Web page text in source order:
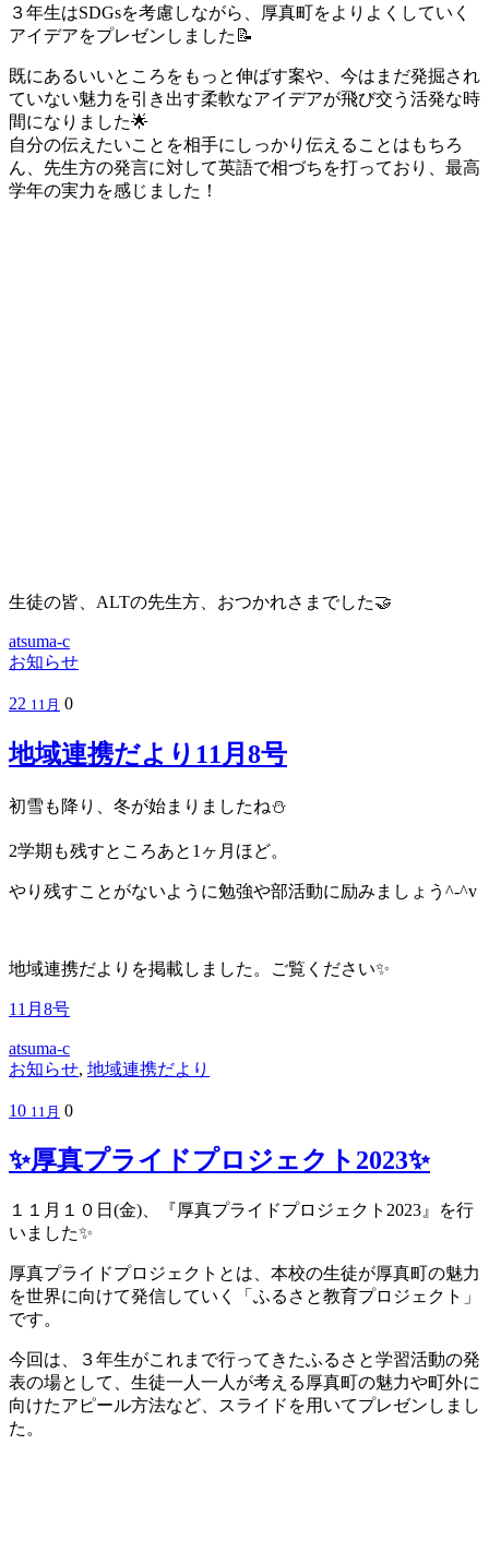
３年生はSDGsを考慮しながら、厚真町をよりよくしていく
アイデアをプレゼンしました📝
既にあるいいところをもっと伸ばす案や、今はまだ発掘され
ていない魅力を引き出す柔軟なアイデアが飛び交う活発な時
間になりました🌟
自分の伝えたいことを相手にしっかり伝えることはもちろ
ん、先生方の発言に対して英語で相づちを打っており、最高
学年の実力を感じました！
生徒の皆、ALTの先生方、おつかれさまでした🤝
atsuma-c
お知らせ
22 11月 0
地域連携だより11月8号
初雪も降り、冬が始まりましたね⛄
2学期も残すところあと1ヶ月ほど。
やり残すことがないように勉強や部活動に励みましょう^-^v
地域連携だよりを掲載しました。ご覧ください✨
11月8号
atsuma-c
お知らせ, 地域連携だより
10 11月 0
✨厚真プライドプロジェクト2023✨
１１月１０日(金)、『厚真プライドプロジェクト2023』を行
いました✨
厚真プライドプロジェクトとは、本校の生徒が厚真町の魅力
を世界に向けて発信していく「ふるさと教育プロジェクト」
です。
今回は、３年生がこれまで行ってきたふるさと学習活動の発
表の場として、生徒一人一人が考える厚真町の魅力や町外に
向けたアピール方法など、スライドを用いてプレゼンしまし
た。